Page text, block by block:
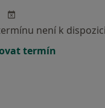
není k dispozici
termín